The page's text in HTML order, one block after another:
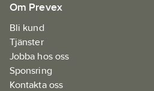
Om Prevex
Bli kund
Tjänster
Jobba hos oss
Sponsring
Kontakta oss